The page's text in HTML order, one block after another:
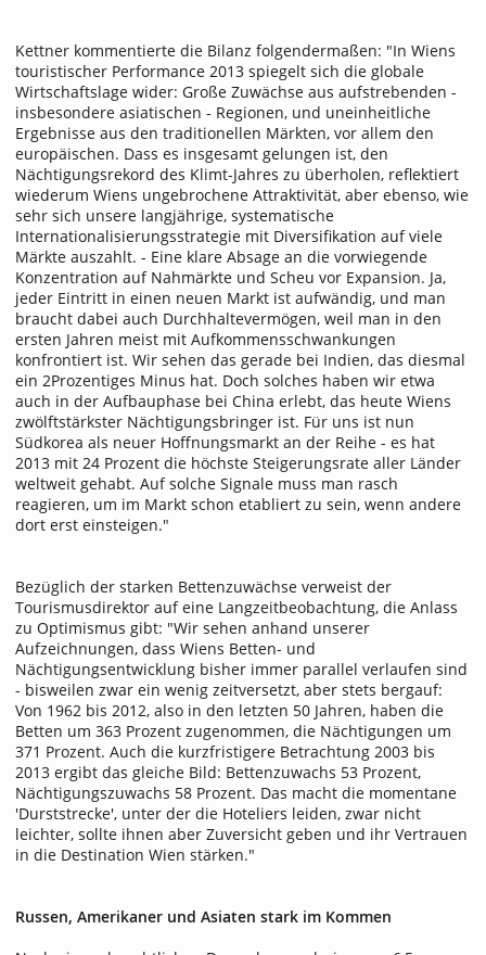
Kettner kommentierte die Bilanz folgendermaßen: "In Wiens
touristischer Performance 2013 spiegelt sich die globale
Wirtschaftslage wider: Große Zuwächse aus aufstrebenden -
insbesondere asiatischen - Regionen, und uneinheitliche
Ergebnisse aus den traditionellen Märkten, vor allem den
europäischen. Dass es insgesamt gelungen ist, den
Nächtigungsrekord des Klimt-Jahres zu überholen, reflektiert
wiederum Wiens ungebrochene Attraktivität, aber ebenso, wie
sehr sich unsere langjährige, systematische
Internationalisierungsstrategie mit Diversifikation auf viele
Märkte auszahlt. - Eine klare Absage an die vorwiegende
Konzentration auf Nahmärkte und Scheu vor Expansion. Ja,
jeder Eintritt in einen neuen Markt ist aufwändig, und man
braucht dabei auch Durchhaltevermögen, weil man in den
ersten Jahren meist mit Aufkommensschwankungen
konfrontiert ist. Wir sehen das gerade bei Indien, das diesmal
ein 2Prozentiges Minus hat. Doch solches haben wir etwa
auch in der Aufbauphase bei China erlebt, das heute Wiens
zwölftstärkster Nächtigungsbringer ist. Für uns ist nun
Südkorea als neuer Hoffnungsmarkt an der Reihe - es hat
2013 mit 24 Prozent die höchste Steigerungsrate aller Länder
weltweit gehabt. Auf solche Signale muss man rasch
reagieren, um im Markt schon etabliert zu sein, wenn andere
dort erst einsteigen."
Bezüglich der starken Bettenzuwächse verweist der
Tourismusdirektor auf eine Langzeitbeobachtung, die Anlass
zu Optimismus gibt: "Wir sehen anhand unserer
Aufzeichnungen, dass Wiens Betten- und
Nächtigungsentwicklung bisher immer parallel verlaufen sind
- bisweilen zwar ein wenig zeitversetzt, aber stets bergauf:
Von 1962 bis 2012, also in den letzten 50 Jahren, haben die
Betten um 363 Prozent zugenommen, die Nächtigungen um
371 Prozent. Auch die kurzfristigere Betrachtung 2003 bis
2013 ergibt das gleiche Bild: Bettenzuwachs 53 Prozent,
Nächtigungszuwachs 58 Prozent. Das macht die momentane
'Durststrecke', unter der die Hoteliers leiden, zwar nicht
leichter, sollte ihnen aber Zuversicht geben und ihr Vertrauen
in die Destination Wien stärken."
Russen, Amerikaner und Asiaten stark im Kommen